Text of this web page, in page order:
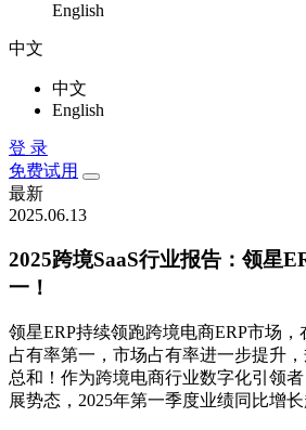
English
中文
中文
English
登 录
免费试用
最新
2025.06.13
2025跨境SaaS行业报告：领星
一！
领星ERP持续领跑跨境电商ERP市场
占有率第一，市场占有率进一步提升
总和！作为跨境电商行业数字化引领
展势态，2025年第一季度业绩同比增长